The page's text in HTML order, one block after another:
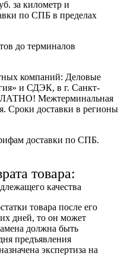
за километр и
по СПБ в пределах
до терминалов
компаний: Деловые
и СДЭК, в г. Санкт-
Межтерминальная
Сроки доставки в регионы
доставки по СПБ.
товара:
качества
товара после его
дней, то он может
должна быть
предъявления
экспертиза на